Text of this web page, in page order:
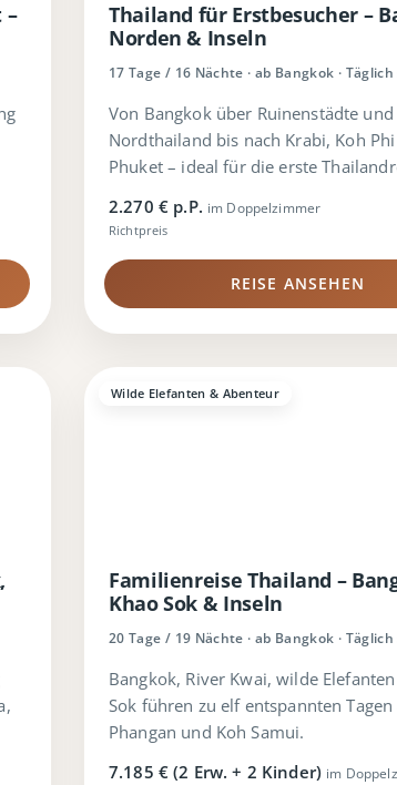
–
Thailand für Erstbesucher –
Norden & Inseln
17 Tage / 16 Nächte · ab Bangkok ·
Von Bangkok über Ruinenstädte und
Nordthailand bis nach Krabi, Koh
Phuket – ideal für die erste
2.270 € p.P. im Doppelzimmer
Richtpreis
REISE ANSEHEN
Wilde Elefanten & Abenteur
Familienreise Thailand –
Khao Sok & Inseln
20 Tage / 19 Nächte · ab Bangkok ·
Bangkok, River Kwai, wilde
Sok führen zu elf entspannten Tagen
Phangan und Koh Samui.
7.185 € (2 Erw. + 2 Kinder) im